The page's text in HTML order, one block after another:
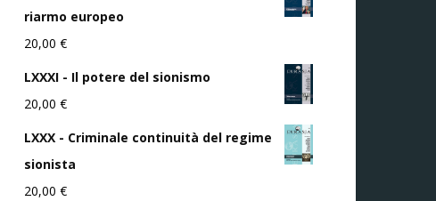
riarmo europeo
20,00 €
LXXXI - Il potere del sionismo
20,00 €
LXXX - Criminale continuità del regime
sionista
20,00 €